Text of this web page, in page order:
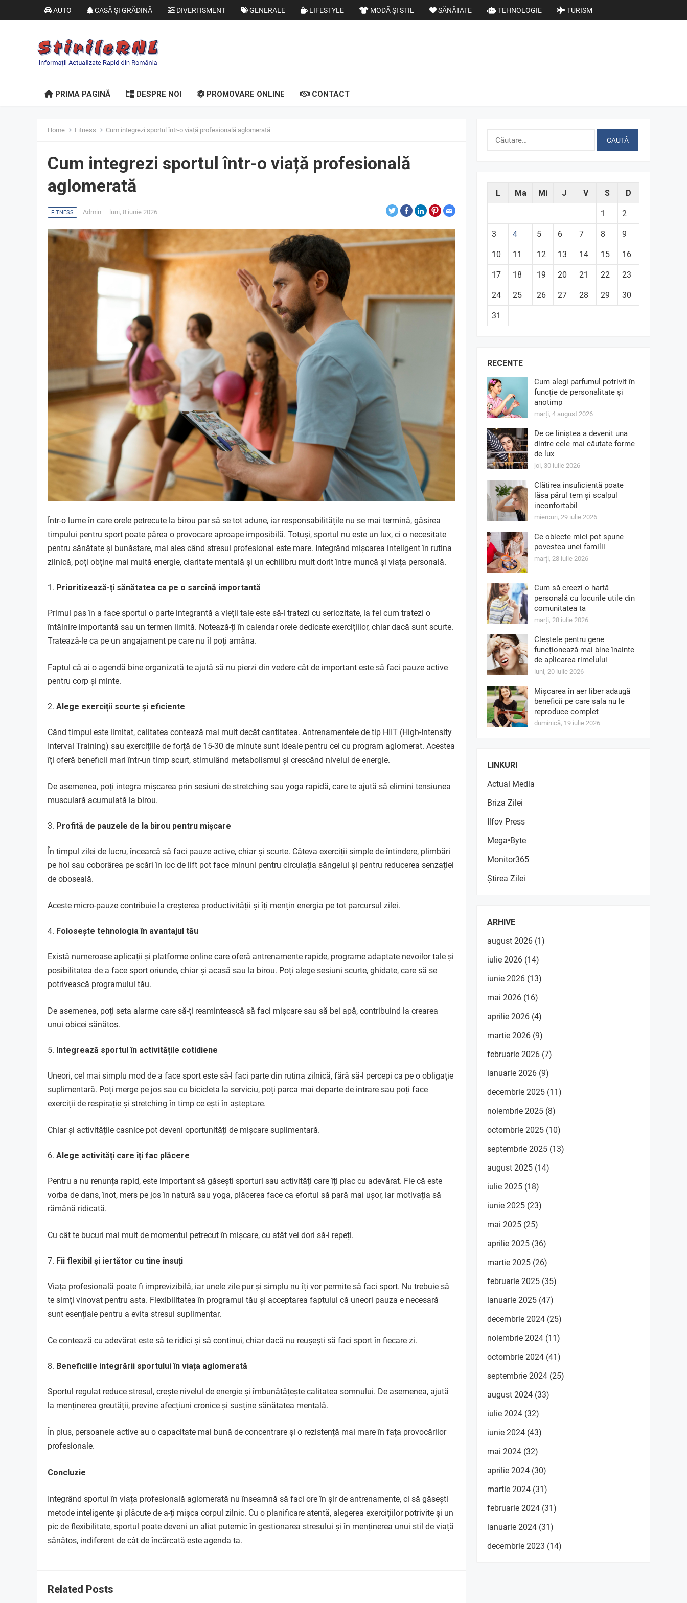
AUTO CASĂ ȘI GRĂDINĂ DIVERTISMENT GENERALE LIFESTYLE MODĂ ȘI STIL SĂNĂTATE TEHNOLOGIE TURISM
PRIMA PAGINĂ DESPRE NOI PROMOVARE ONLINE CONTACT
Home Fitness Cum integrezi sportul într-o viață profesională aglomerată
Cum integrezi sportul într-o viață profesională
aglomerată
FITNESS Admin — luni, 8 iunie 2026
Într-o lume în care orele petrecute la birou par să se tot adune, iar responsabilitățile nu se mai termină, găsirea
timpului pentru sport poate părea o provocare aproape imposibilă. Totuși, sportul nu este un lux, ci o necesitate
pentru sănătate și bunăstare, mai ales când stresul profesional este mare. Integrând mișcarea inteligent în rutina
zilnică, poți obține mai multă energie, claritate mentală și un echilibru mult dorit între muncă și viața personală.
Prioritizează-ți sănătatea ca pe o sarcină importantă
Primul pas în a face sportul o parte integrantă a vieții tale este să-l tratezi cu seriozitate, la fel cum tratezi o
întâlnire importantă sau un termen limită. Notează-ți în calendar orele dedicate exercițiilor, chiar dacă sunt scurte.
Tratează-le ca pe un angajament pe care nu îl poți amâna.
Faptul că ai o agendă bine organizată te ajută să nu pierzi din vedere cât de important este să faci pauze active
pentru corp și minte.
Alege exerciții scurte și eficiente
Când timpul este limitat, calitatea contează mai mult decât cantitatea. Antrenamentele de tip HIIT (High-Intensity
Interval Training) sau exercițiile de forță de 15-30 de minute sunt ideale pentru cei cu program aglomerat. Acestea
îți oferă beneficii mari într-un timp scurt, stimulând metabolismul și crescând nivelul de energie.
De asemenea, poți integra mișcarea prin sesiuni de stretching sau yoga rapidă, care te ajută să elimini tensiunea
musculară acumulată la birou.
Profită de pauzele de la birou pentru mișcare
În timpul zilei de lucru, încearcă să faci pauze active, chiar și scurte. Câteva exerciții simple de întindere, plimbări
pe hol sau coborârea pe scări în loc de lift pot face minuni pentru circulația sângelui și pentru reducerea senzației
de oboseală.
Aceste micro-pauze contribuie la creșterea productivității și îți mențin energia pe tot parcursul zilei.
Folosește tehnologia în avantajul tău
Există numeroase aplicații și platforme online care oferă antrenamente rapide, programe adaptate nevoilor tale și
posibilitatea de a face sport oriunde, chiar și acasă sau la birou. Poți alege sesiuni scurte, ghidate, care să se
potrivească programului tău.
De asemenea, poți seta alarme care să-ți reamintească să faci mișcare sau să bei apă, contribuind la crearea
unui obicei sănătos.
Integrează sportul în activitățile cotidiene
Uneori, cel mai simplu mod de a face sport este să-l faci parte din rutina zilnică, fără să-l percepi ca pe o obligație
suplimentară. Poți merge pe jos sau cu bicicleta la serviciu, poți parca mai departe de intrare sau poți face
exerciții de respirație și stretching în timp ce ești în așteptare.
Chiar și activitățile casnice pot deveni oportunități de mișcare suplimentară.
Alege activități care îți fac plăcere
Pentru a nu renunța rapid, este important să găsești sporturi sau activități care îți plac cu adevărat. Fie că este
vorba de dans, înot, mers pe jos în natură sau yoga, plăcerea face ca efortul să pară mai ușor, iar motivația să
rămână ridicată.
Cu cât te bucuri mai mult de momentul petrecut în mișcare, cu atât vei dori să-l repeți.
Fii flexibil și iertător cu tine însuți
Viața profesională poate fi imprevizibilă, iar unele zile pur și simplu nu îți vor permite să faci sport. Nu trebuie să
te simți vinovat pentru asta. Flexibilitatea în programul tău și acceptarea faptului că uneori pauza e necesară
sunt esențiale pentru a evita stresul suplimentar.
Ce contează cu adevărat este să te ridici și să continui, chiar dacă nu reușești să faci sport în fiecare zi.
Beneficiile integrării sportului în viața aglomerată
Sportul regulat reduce stresul, crește nivelul de energie și îmbunătățește calitatea somnului. De asemenea, ajută
la menținerea greutății, previne afecțiuni cronice și susține sănătatea mentală.
În plus, persoanele active au o capacitate mai bună de concentrare și o rezistență mai mare în fața provocărilor
profesionale.
Concluzie
Integrând sportul în viața profesională aglomerată nu înseamnă să faci ore în șir de antrenamente, ci să găsești
metode inteligente și plăcute de a-ți mișca corpul zilnic. Cu o planificare atentă, alegerea exercițiilor potrivite și un
pic de flexibilitate, sportul poate deveni un aliat puternic în gestionarea stresului și în menținerea unui stil de viață
sănătos, indiferent de cât de încărcată este agenda ta.
Related Posts
Caută
L Ma Mi J V S D
1 2
3 4 5 6 7 8 9
10 11 12 13 14 15 16
17 18 19 20 21 22 23
24 25 26 27 28 29 30
31
RECENTE
Cum alegi parfumul potrivit în
funcție de personalitate și
anotimp
marți, 4 august 2026
De ce liniștea a devenit una
dintre cele mai căutate forme
de lux
joi, 30 iulie 2026
Clătirea insuficientă poate
lăsa părul tern și scalpul
inconfortabil
miercuri, 29 iulie 2026
Ce obiecte mici pot spune
povestea unei familii
marți, 28 iulie 2026
Cum să creezi o hartă
personală cu locurile utile din
comunitatea ta
marți, 28 iulie 2026
Cleștele pentru gene
funcționează mai bine înainte
de aplicarea rimelului
luni, 20 iulie 2026
Mișcarea în aer liber adaugă
beneficii pe care sala nu le
reproduce complet
duminică, 19 iulie 2026
LINKURI
Actual Media
Briza Zilei
Ilfov Press
Mega•Byte
Monitor365
Știrea Zilei
ARHIVE
august 2026 (1)
iulie 2026 (14)
iunie 2026 (13)
mai 2026 (16)
aprilie 2026 (4)
martie 2026 (9)
februarie 2026 (7)
ianuarie 2026 (9)
decembrie 2025 (11)
noiembrie 2025 (8)
octombrie 2025 (10)
septembrie 2025 (13)
august 2025 (14)
iulie 2025 (18)
iunie 2025 (23)
mai 2025 (25)
aprilie 2025 (36)
martie 2025 (26)
februarie 2025 (35)
ianuarie 2025 (47)
decembrie 2024 (25)
noiembrie 2024 (11)
octombrie 2024 (41)
septembrie 2024 (25)
august 2024 (33)
iulie 2024 (32)
iunie 2024 (43)
mai 2024 (32)
aprilie 2024 (30)
martie 2024 (31)
februarie 2024 (31)
ianuarie 2024 (31)
decembrie 2023 (14)